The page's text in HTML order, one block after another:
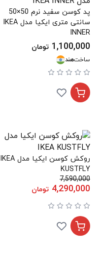
پد کوسن سفید نرم 50×50
سانتی متری ایکیا مدل IKEA
INNER
1,100,000 تومان
ساختهند
روکش کوسن ایکیا مدل IKEA
KUSTFLY
7,590,000
4,290,000 تومان